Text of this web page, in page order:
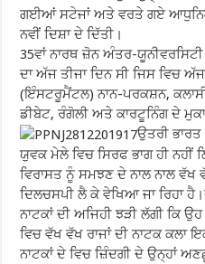
ਗਈਆਂ ਸਟੇਜਾਂ ਅਤੇ ਵਰਤੇ ਗਏ
ਨਵੀਂ ਦਿਸ਼ਾ ਦੇ ਦਿੱਤੀ।
35ਵਾਂ ਨਾਰਥ ਜ਼ੋਨ ਅੰਤਰ-
ਦਾ ਅੱਜ ਤੀਜਾ ਦਿਨ ਸੀ ਜਿਸ ਵਿਚ
(ਇੰਸਟਰੂਮੈਂਟਲ) ਨਾਨ-ਪਰਕਸ਼ਨ,
ਡੀਬੇਟ, ਰੰਗੋਲੀ ਅਤੇ ਕਾਰਟੂਨਿੰਗ ਦੇ
ਉਤਰੀ
ਯੁਵਕ ਮੇਲੇ ਵਿਚ ਸਿਰਫ ਭਾਗ ਹੀ ਨਹੀਂ
ਵਿਰਾਸਤ ਨੂੰ ਸਮਝਣ ਦੇ ਨਾਲ ਨਾਲ ਵੱਖ
ਦਿਲਚਸਪੀ ਲੈ ਕੇ ਵੇਖਿਆ ਜਾ ਰਿਹਾ
ਨਾਟਕਾਂ ਦੀ ਅਜਿਹੀ ਝੜੀ ਲੱਗੀ ਕਿ
ਵਿਚ ਵੱਖ ਵੱਖ ਰਾਜਾਂ ਦੀ ਨਾਟਕ
ਨਾਟਕਾਂ ਦੇ ਵਿਚ ਜ਼ਿੰਦਗੀ ਦੇ ਉਨ੍ਹਾਂ